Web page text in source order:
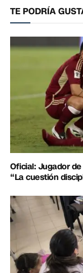
TE PODRÍA
Oficial: Jugador
“La cuestión